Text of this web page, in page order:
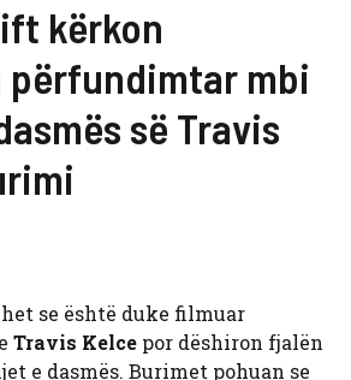
kërkon
mbi
së Travis
se është duke filmuar
Travis Kelce por dëshiron fjalën
e dasmës. Burimet pohuan se